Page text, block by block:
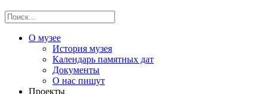
О музее
История музея
Календарь памятных дат
Документы
О нас пишут
Проекты